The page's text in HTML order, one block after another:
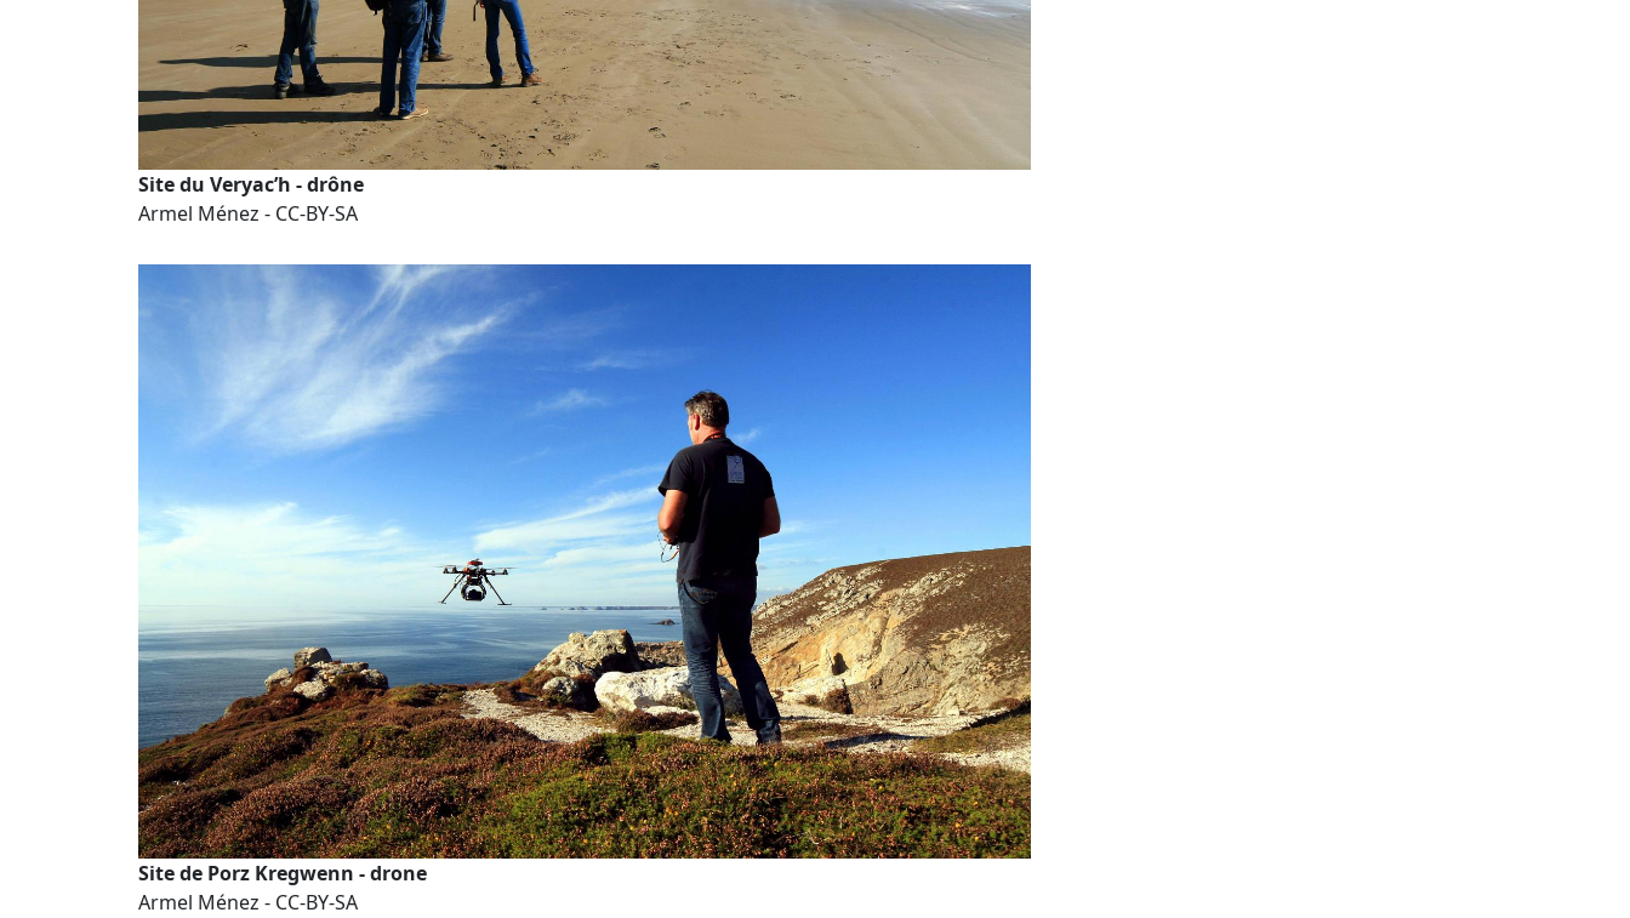
Site du Veryac’h - drône
Armel Ménez - CC-BY-SA
Site de Porz Kregwenn - drone
Armel Ménez - CC-BY-SA